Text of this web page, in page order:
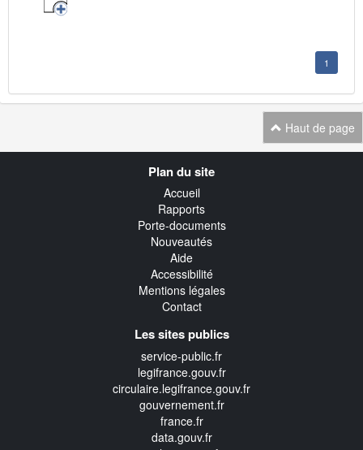
1
Haut de page
Plan du site
Accueil
Rapports
Porte-documents
Nouveautés
Aide
Accessibilité
Mentions légales
Contact
Les sites publics
service-public.fr
legifrance.gouv.fr
circulaire.legifrance.gouv.fr
gouvernement.fr
france.fr
data.gouv.fr